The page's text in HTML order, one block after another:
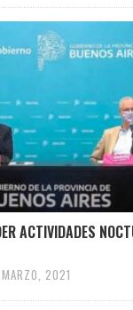
ACTIVIDADES
2021